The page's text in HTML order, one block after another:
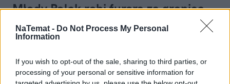
NaTemat - Do Not Process My Personal
Information
If you wish to opt-out of the sale, sharing to third parties, or
processing of your personal or sensitive information for
Młody Polak robi furorę za granicą.
Czym? Lataniem na… rowerze!